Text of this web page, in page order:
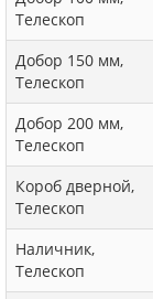
Телескоп
Добор 150 мм,
Телескоп
Добор 200 мм,
Телескоп
Короб дверной,
Телескоп
Наличник,
Телескоп